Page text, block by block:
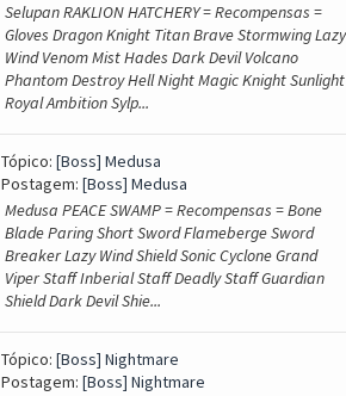
Selupan RAKLION HATCHERY = Recompensas =
Gloves Dragon Knight Titan Brave Stormwing Lazy
Wind Venom Mist Hades Dark Devil Volcano
Phantom Destroy Hell Night Magic Knight Sunlight
Royal Ambition Sylp...
Tópico: [Boss] Medusa
Postagem: [Boss] Medusa
Medusa PEACE SWAMP = Recompensas = Bone
Blade Paring Short Sword Flameberge Sword
Breaker Lazy Wind Shield Sonic Cyclone Grand
Viper Staff Inberial Staff Deadly Staff Guardian
Shield Dark Devil Shie...
Tópico: [Boss] Nightmare
Postagem: [Boss] Nightmare